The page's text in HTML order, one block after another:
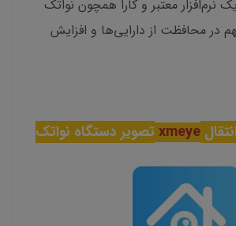
نرم‌افزار معتبر و کارا همچون نواتک
در محافظت از دارایی‌ها و افزایش
xmeye تصویر دستگاه نواتک